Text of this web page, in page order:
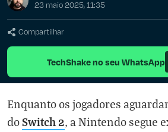
23 maio 2025, 11:35
Compartilhar
TechShake no seu WhatsApp
Enquanto os jogadores
doSwitch 2, a Nintendo segue